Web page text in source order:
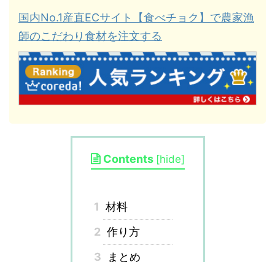
国内No.1産直ECサイト【食べチョク】で農家漁
師のこだわり食材を注文する
Contents [hide]
1 材料
2 作り方
3
まとめ